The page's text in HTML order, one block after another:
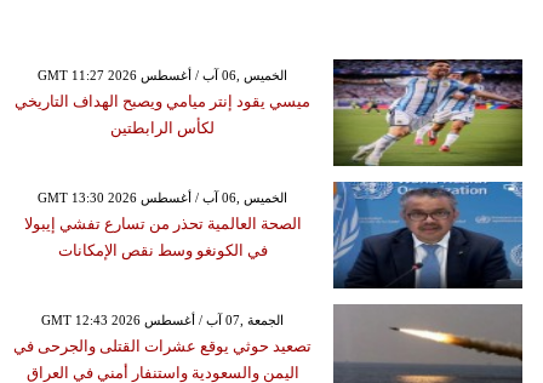
GMT 11:27 2026 الخميس ,06 آب / أغسطس
ميسي يقود إنتر ميامي ويصبح الهداف التاريخي
لكأس الرابطتين
GMT 13:30 2026 الخميس ,06 آب / أغسطس
الصحة العالمية تحذر من تسارع تفشي إيبولا
في الكونغو وسط نقص الإمكانات
GMT 12:43 2026 الجمعة ,07 آب / أغسطس
تصعيد حوثي يوقع عشرات القتلى والجرحى في
اليمن والسعودية واستنفار أمني في العراق